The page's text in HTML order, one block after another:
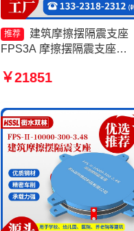
推荐
建筑摩擦摆隔震支座
FPS3A 摩擦摆隔震支座
支座-15.0ZX支座的价格 建
家
￥21851